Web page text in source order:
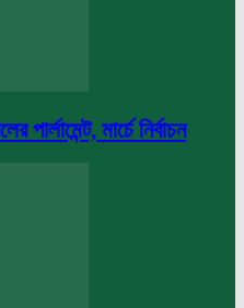
পার্লামেন্ট, মার্চে নির্বাচন